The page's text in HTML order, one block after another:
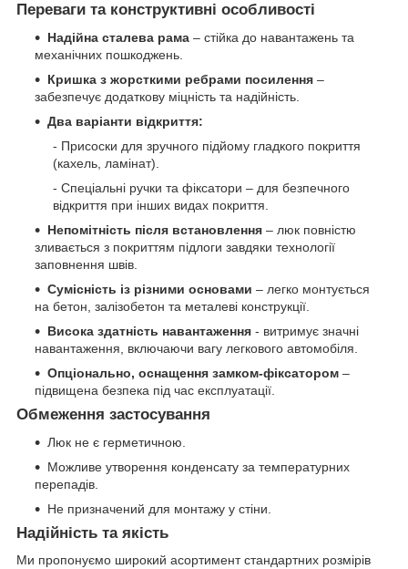
Переваги та конструктивні особливості
Надійна сталева рама – стійка до навантажень та
механічних пошкоджень.
Кришка з жорсткими ребрами посилення –
забезпечує додаткову міцність та надійність.
Два варіанти відкриття:
- Присоски для зручного підйому гладкого покриття
(кахель, ламінат).
- Спеціальні ручки та фіксатори – для безпечного
відкриття при інших видах покриття.
Непомітність після встановлення – люк повністю
зливається з покриттям підлоги завдяки технології
заповнення швів.
Сумісність із різними основами – легко монтується
на бетон, залізобетон та металеві конструкції.
Висока здатність навантаження - витримує значні
навантаження, включаючи вагу легкового автомобіля.
Опціонально, оснащення замком-фіксатором –
підвищена безпека під час експлуатації.
Обмеження застосування
Люк не є герметичною.
Можливе утворення конденсату за температурних
перепадів.
Не призначений для монтажу у стіни.
Надійність та якість
Ми пропонуємо широкий асортимент стандартних розмірів